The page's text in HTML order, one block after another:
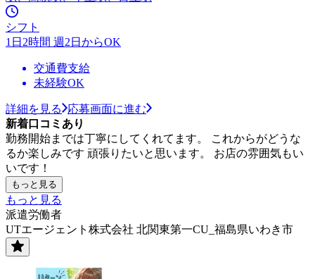
シフト
1日2時間 週2日からOK
交通費支給
未経験OK
詳細を見る
応募画面に進む
新着口コミあり
勤務開始までは丁寧にしてくれてます。 これからがどうな
るか楽しみです 頑張りたいと思います。 お店の雰囲気もい
いです！
もっと見る
もっと見る
派遣労働者
UTエージェント株式会社 北関東第一CU_福島県いわき市